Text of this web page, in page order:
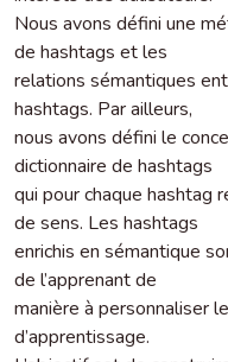
Nous avons défini une
de hashtags et les
relations sémantiques
hashtags. Par ailleurs,
nous avons défini le
dictionnaire de hashtags
qui pour chaque hashtag
de sens. Les hashtags
enrichis en sémantique
de l’apprenant de
manière à personnaliser
d’apprentissage.